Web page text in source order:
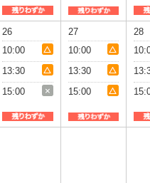
26
10:00
13:30
15:00
27
10:00
13:30
15:00
28